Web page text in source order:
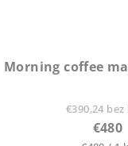
Morning coffee
€390,24 bez
€480